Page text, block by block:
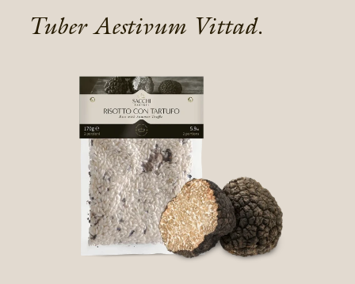
Tuber Aestivum Vittad.